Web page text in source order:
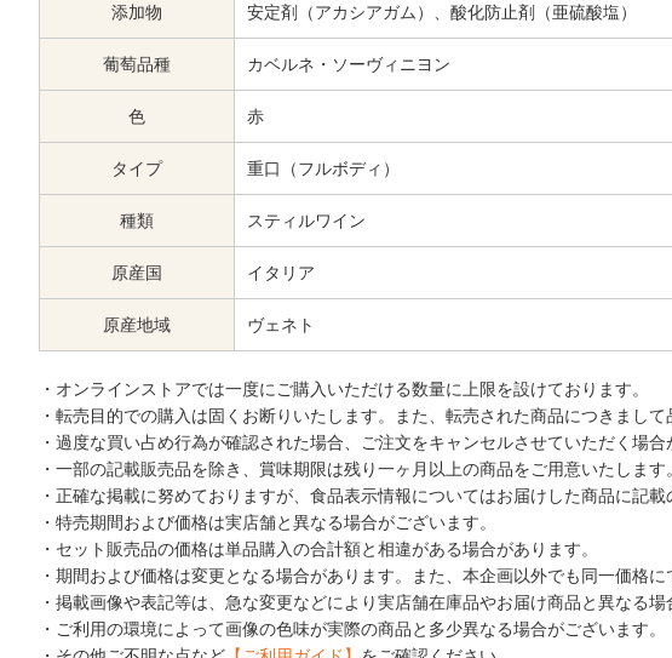
添加物 安定剤（アカシアガム）、酸化防止剤（亜硫酸塩）
葡萄品種 カベルネ・ソーヴィニヨン
色 赤
タイプ 重口（フルボディ）
種類 スティルワイン
原産国 イタリア
原産地域 ヴェネト
・オンラインストアでは一度にご購入いただける数量に上限を設けております。
・転売目的での購入は固くお断りいたします。また、転売された商品につきまして
・過度な買い占め行為が確認された場合、ご注文をキャンセルさせていただく場合
・一部の記載販売品を除き、賞味期限は残り一ヶ月以上の商品をご用意いたします。
・正確な掲載に努めておりますが、食品表示情報についてはお届けした商品に記載
・特売期間および価格は実店舗と異なる場合がございます。
・セット販売品の価格は単品購入の合計額と相違がある場合があります。
・期間および価格は変更となる場合があります。また、本企画以外でも同一価格に
・掲載画像や表記等は、急な変更などにより実店舗在庫品やお届け商品と異なる場
・ご利用の環境によって画像の色味が実際の商品と多少異なる場合がございます。